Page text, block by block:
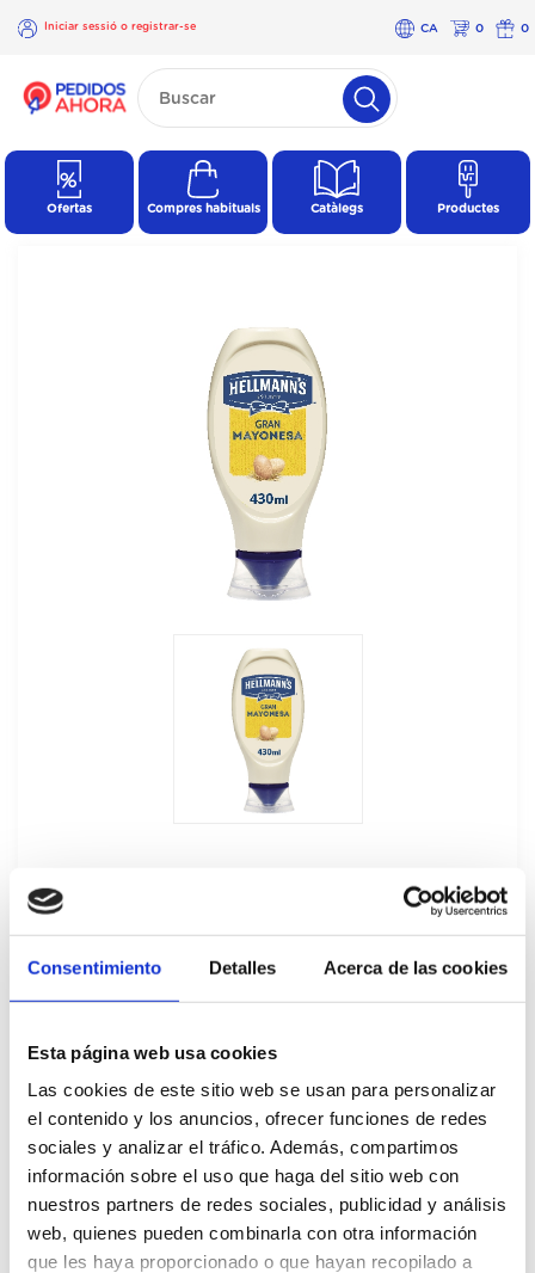
Consentimiento Detalles Acerca de las cookies
Esta página web usa cookies
Las cookies de este sitio web se usan para personalizar
el contenido y los anuncios, ofrecer funciones de redes
sociales y analizar el tráfico. Además, compartimos
información sobre el uso que haga del sitio web con
nuestros partners de redes sociales, publicidad y análisis
web, quienes pueden combinarla con otra información
que les haya proporcionado o que hayan recopilado a
Iniciar sessió o registrar-se CA 0 0
×
Iniciar
registrar-
Ofertas Compres habituals Catàlegs Productes
Mayonesa Bocabajo Hellmann's
Cajas
Unid.
Registrar-me